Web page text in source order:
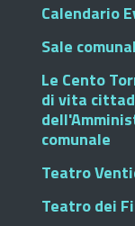
Calendario
Sale
Le Cento
di vita
comunale
Teatro
Teatro dei